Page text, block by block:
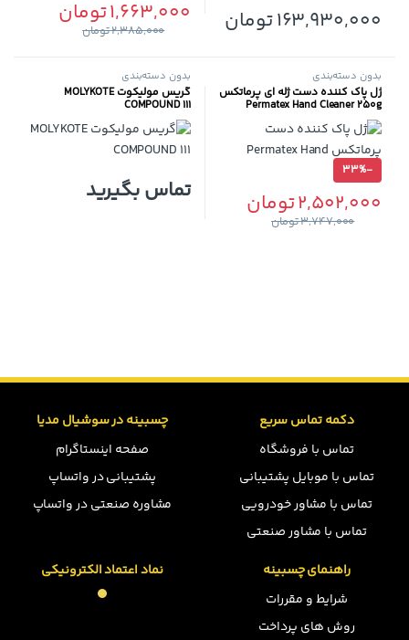
163,930,000تومان 1,663,000تومان
2,385,000تومان
بدون دسته‌بندی
ژل پاک کننده دست ژله ای پرماتکس
Permatex Hand Cleaner 250g
-
33%
2,502,000تومان
3,747,000تومان
بدون دسته‌بندی
گریس مولیکوت MOLYKOTE
COMPOUND 111
تماس بگیرید
دکمه تماس سریع
تماس با فروشگاه
تماس با موبایل پشتیبانی
تماس با مشاور خودرویی
تماس با مشاور صنعتی
چسبینه در سوشیال مدیا
صفحه اینستاگرام
پشتیبانی در واتساپ
مشاوره صنعتی در واتساپ
راهنمای چسبینه
شرایط و مقررات
روش های پرداخت
نماد اعتماد الکترونیکی